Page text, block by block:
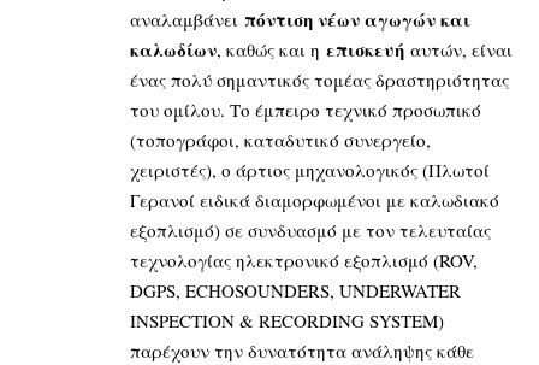
αναλαμβάνει πόντιση νέων αγωγών και
καλωδίων, καθώς και η επισκευή αυτών, είναι
ένας πολύ σημαντικός τομέας δραστηριότητας
του ομίλου. Το έμπειρο τεχνικό προσωπικό
(τοπογράφοι, καταδυτικό συνεργείο,
χειριστές), ο άρτιος μηχανολογικός (Πλωτοί
Γερανοί ειδικά διαμορφωμένοι με καλωδιακό
εξοπλισμό) σε συνδυασμό με τον τελευταίας
τεχνολογίας ηλεκτρονικό εξοπλισμό (ROV,
DGPS, ECHOSOUNDERS, UNDERWATER
INSPECTION & RECORDING SYSTEM)
παρέχουν την δυνατότητα ανάληψης κάθε